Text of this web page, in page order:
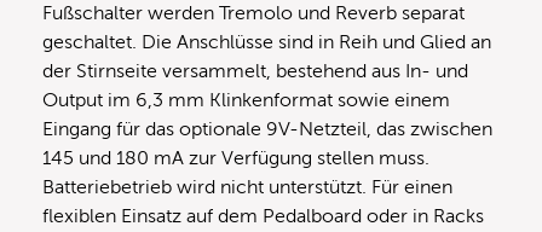
Fußschalter werden Tremolo und Reverb separat
geschaltet. Die Anschlüsse sind in Reih und Glied an
der Stirnseite versammelt, bestehend aus In- und
Output im 6,3 mm Klinkenformat sowie einem
Eingang für das optionale 9V-Netzteil, das zwischen
145 und 180 mA zur Verfügung stellen muss.
Batteriebetrieb wird nicht unterstützt. Für einen
flexiblen Einsatz auf dem Pedalboard oder in Racks